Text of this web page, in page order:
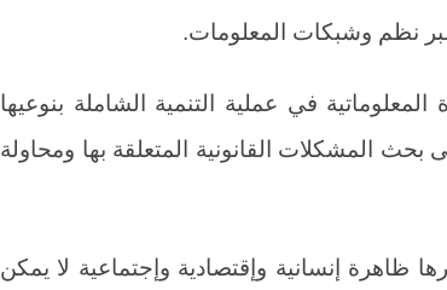
نظم وشبكات المعلومات.
في عملية التنمية الشاملة بنوعيها
بحث المشكلات القانونية المتعلقة بها ومحاولة
ظاهرة إنسانية وإقتصادية وإجتماعية لا يمكن